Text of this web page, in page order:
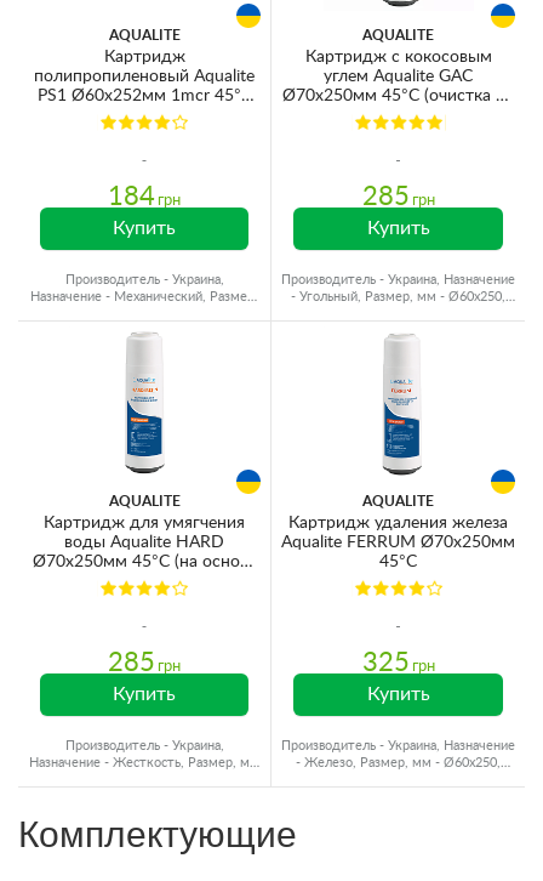
AQUALITE
Картридж
полипропиленовый Aqualite
PS1 Ø60x252мм 1mcr 45°C
(очистка от механических
примесей) (упаковка 4шт)
184 грн
Купить
Производитель - Украина,
Назначение - Механический, Размер,
AQUALITE
Картридж с кокосовым
углем Aqualite GAC
Ø70x250мм 45°C (очистка от
хлора и органических
загрязнений)
285 грн
Купить
Производитель - Украина, Назначение
- Угольный, Размер, мм - Ø60x250,
AQUALITE
Картридж для умягчения
воды Aqualite HARD
Ø70x250мм 45°C (на основе
ионного обмена)
285 грн
Купить
Производитель - Украина,
Назначение - Жесткость, Размер, мм
AQUALITE
Картридж удаления железа
Aqualite FERRUM Ø70x250мм
45°C
325 грн
Купить
Производитель - Украина, Назначение
- Железо, Размер, мм - Ø60x250,
Комплектующие